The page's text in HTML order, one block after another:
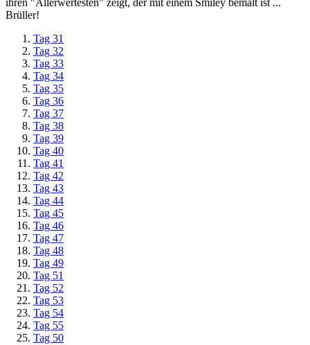
ihren "Allerwertesten" zeigt, der mit einem Smiley bemalt ist ...
Brüller!
Tag 31
Tag 32
Tag 33
Tag 34
Tag 35
Tag 36
Tag 37
Tag 38
Tag 39
Tag 40
Tag 41
Tag 42
Tag 43
Tag 44
Tag 45
Tag 46
Tag 47
Tag 48
Tag 49
Tag 51
Tag 52
Tag 53
Tag 54
Tag 55
Tag 50